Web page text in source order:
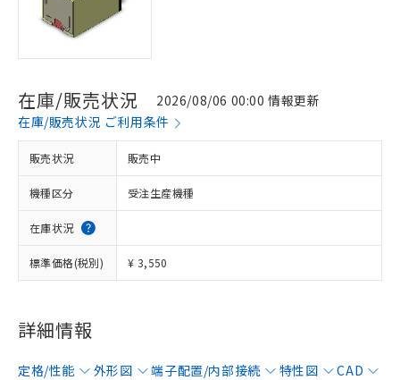
在庫/販売状況
2026/08/06 00:00 情報更新
在庫/販売状況 ご利用条件
販売状況 販売中
機種区分 受注生産機種
在庫状況
標準価格(税別) ¥ 3,550
詳細情報
定格/性能 外形図 端子配置/内部接続 特性図
CAD